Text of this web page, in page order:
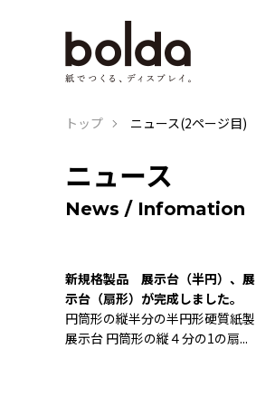
トップ ニュース(2ページ目)
ニュース
News / Infomation
新規格製品 展示台（半円）、展
示台（扇形）が完成しました。
円筒形の縦半分の半円形硬質紙製
展示台 円筒形の縦４分の1の扇...